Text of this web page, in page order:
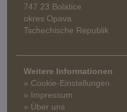
747 23 Bolatice
okres Opava
Tschechische Republik
Weitere Informationen
» Cookie-Einstellungen
» Impressum
» Über uns